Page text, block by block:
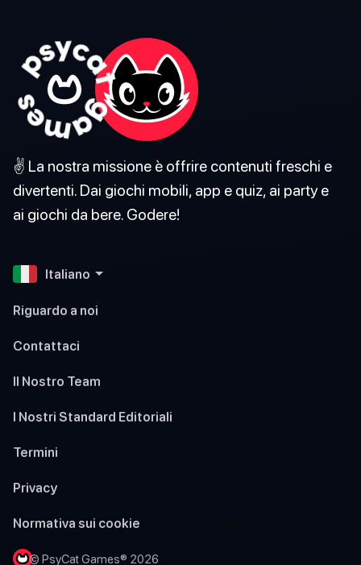
✌️ La nostra missione è offrire contenuti freschi e
divertenti. Dai giochi mobili, app e quiz, ai party e
ai giochi da bere. Godere!
Italiano
Riguardo a noi
Contattaci
Il Nostro Team
I Nostri Standard Editoriali
Termini
Privacy
Normativa sui cookie
© PsyCat Games® 2026